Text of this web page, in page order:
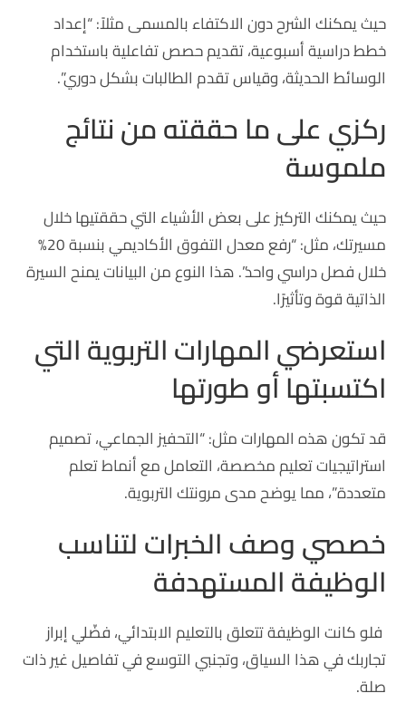
حيث يمكنك الشرح دون الاكتفاء بالمسمى مثلاً: “إعداد
خطط دراسية أسبوعية، تقديم حصص تفاعلية باستخدام
الوسائط الحديثة، وقياس تقدم الطالبات بشكل دوري”.
ركزي على ما حققته من نتائج
ملموسة
حيث يمكنك التركيز على بعض الأشياء التي حققتيها خلال
مسيرتك، مثل: “رفع معدل التفوق الأكاديمي بنسبة 20%
خلال فصل دراسي واحد”. هذا النوع من البيانات يمنح السيرة
الذاتية قوة وتأثيرًا.
استعرضي المهارات التربوية التي
اكتسبتها أو طورتها
قد تكون هذه المهارات مثل: “التحفيز الجماعي، تصميم
استراتيجيات تعليم مخصصة، التعامل مع أنماط تعلم
متعددة”، مما يوضح مدى مرونتك التربوية.
خصصي وصف الخبرات لتناسب
الوظيفة المستهدفة
فلو كانت الوظيفة تتعلق بالتعليم الابتدائي، فضّلي إبراز
تجاربك في هذا السياق، وتجنبي التوسع في تفاصيل غير ذات
صلة.